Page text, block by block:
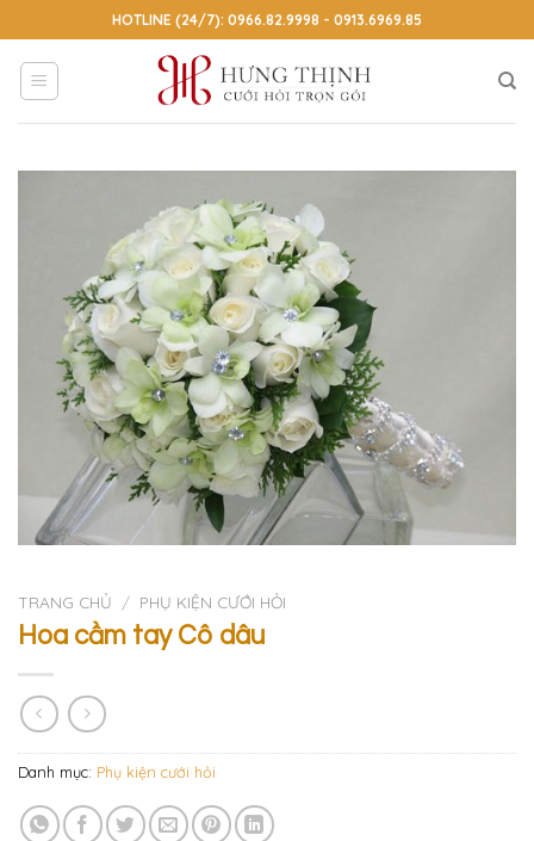
to
content
HOTLINE (24/7): 0966.82.9998 - 0913.6969.85
TRANG CHỦ / PHỤ KIỆN CƯỚI HỎI
Hoa cầm tay Cô dâu
Danh mục: Phụ kiện cưới hỏi